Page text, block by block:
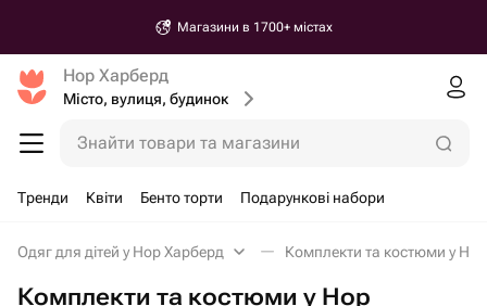
Магазини в 1700+ містах
Нор Харберд
Місто, вулиця, будинок
Знайти товари та магазини
Тренди Квіти Бенто торти Подарункові набори
Одяг для дітей у Нор Харберд Комплекти та костюми у
Комплекти та костюми у Нор